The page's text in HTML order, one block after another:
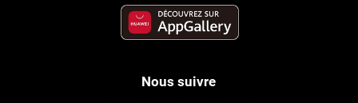
Nous suivre